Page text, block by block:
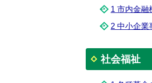
1 市内金融
2 中小企業
社会福祉